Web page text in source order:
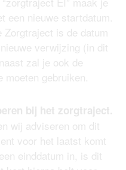
een nieuwe startdatum.
is de datum
verwijzing (in dit
zal je ook de
moeten gebruiken.
bij het zorgtraject.
wij adviseren om dit
voor het laatst komt
einddatum in, is dit